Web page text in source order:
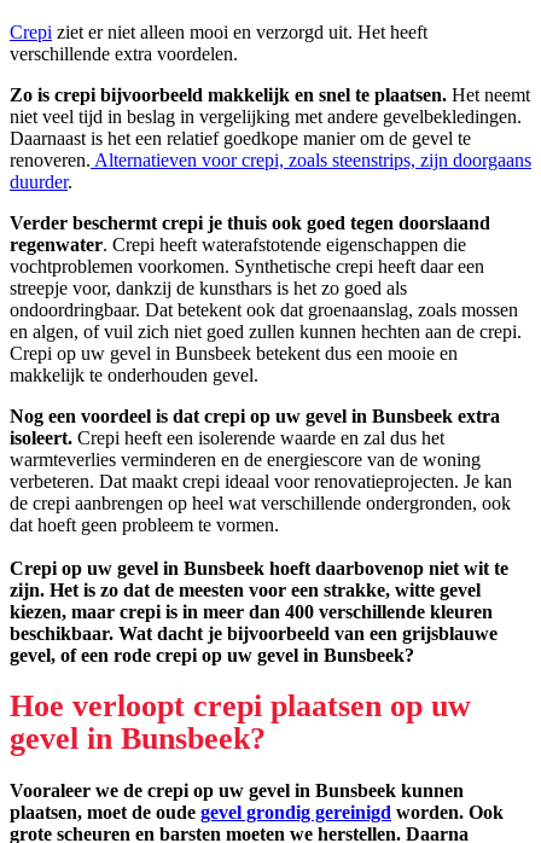
Crepi ziet er niet alleen mooi en verzorgd uit. Het heeft
verschillende extra voordelen.
Zo is crepi bijvoorbeeld makkelijk en snel te plaatsen. Het neemt
niet veel tijd in beslag in vergelijking met andere gevelbekledingen.
Daarnaast is het een relatief goedkope manier om de gevel te
renoveren. Alternatieven voor crepi, zoals steenstrips, zijn doorgaans
duurder.
Verder beschermt crepi je thuis ook goed tegen doorslaand
regenwater. Crepi heeft waterafstotende eigenschappen die
vochtproblemen voorkomen. Synthetische crepi heeft daar een
streepje voor, dankzij de kunsthars is het zo goed als
ondoordringbaar. Dat betekent ook dat groenaanslag, zoals mossen
en algen, of vuil zich niet goed zullen kunnen hechten aan de crepi.
Crepi op uw gevel in Bunsbeek betekent dus een mooie en
makkelijk te onderhouden gevel.
Nog een voordeel is dat crepi op uw gevel in Bunsbeek extra
isoleert. Crepi heeft een isolerende waarde en zal dus het
warmteverlies verminderen en de energiescore van de woning
verbeteren. Dat maakt crepi ideaal voor renovatieprojecten. Je kan
de crepi aanbrengen op heel wat verschillende ondergronden, ook
dat hoeft geen probleem te vormen.
Crepi op uw gevel in Bunsbeek hoeft daarbovenop niet wit te
zijn. Het is zo dat de meesten voor een strakke, witte gevel
kiezen, maar crepi is in meer dan 400 verschillende kleuren
beschikbaar. Wat dacht je bijvoorbeeld van een grijsblauwe
gevel, of een rode crepi op uw gevel in Bunsbeek?
Hoe verloopt crepi plaatsen op uw
gevel in Bunsbeek?
Vooraleer we de crepi op uw gevel in Bunsbeek kunnen
plaatsen, moet de oude gevel grondig gereinigd worden. Ook
grote scheuren en barsten moeten we herstellen. Daarna